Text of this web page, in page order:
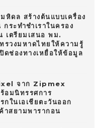
ดล สร้างต้นแบบเครื่อง
ระทำชำเราในครอง
เตรียมเสนอ พม.
รวงมหาดไทยให้ความรู้
ดช่องทางเหยื่อให้ข้อมูล
จาก Zipmex
อมนิทรรศการ
ในเอเชียตะวันออก
าสยามพารากอน